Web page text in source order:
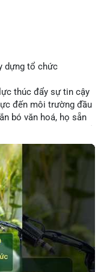
dựng tổ chức
thúc đẩy sự tin cậy
đến môi trường đầu
bó văn hoá, họ sẵn
tăng cường niềm
chi phí vốn và thúc
nghệ tài chính. Các
xây dựng chiến lược